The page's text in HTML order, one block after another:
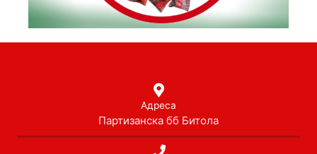
Адреса
Партизанска бб Битола